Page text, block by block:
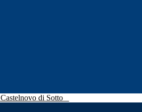
Castelnovo di Sotto